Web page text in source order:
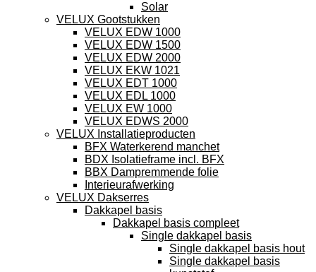
Solar
VELUX Gootstukken
VELUX EDW 1000
VELUX EDW 1500
VELUX EDW 2000
VELUX EKW 1021
VELUX EDT 1000
VELUX EDL 1000
VELUX EW 1000
VELUX EDWS 2000
VELUX Installatieproducten
BFX Waterkerend manchet
BDX Isolatieframe incl. BFX
BBX Dampremmende folie
Interieurafwerking
VELUX Dakserres
Dakkapel basis
Dakkapel basis compleet
Single dakkapel basis
Single dakkapel basis hout
Single dakkapel basis